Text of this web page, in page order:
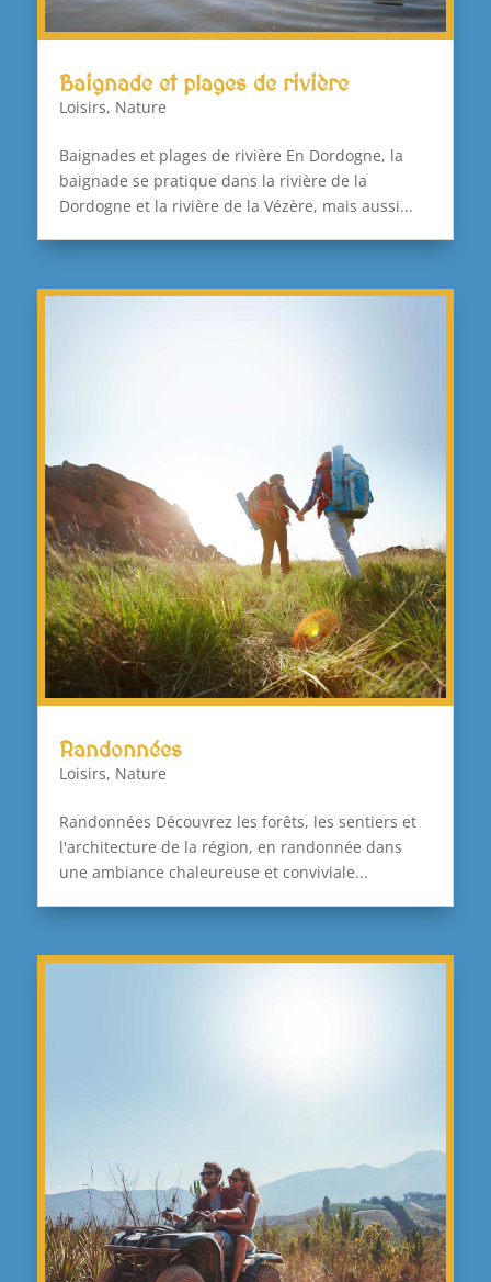
Baignade et plages de rivière
Loisirs, Nature
Baignades et plages de rivière En Dordogne, la
baignade se pratique dans la rivière de la
Dordogne et la rivière de la Vézère, mais aussi...
Randonnées
Loisirs, Nature
Randonnées Découvrez les forêts, les sentiers et
l'architecture de la région, en randonnée dans
une ambiance chaleureuse et conviviale...